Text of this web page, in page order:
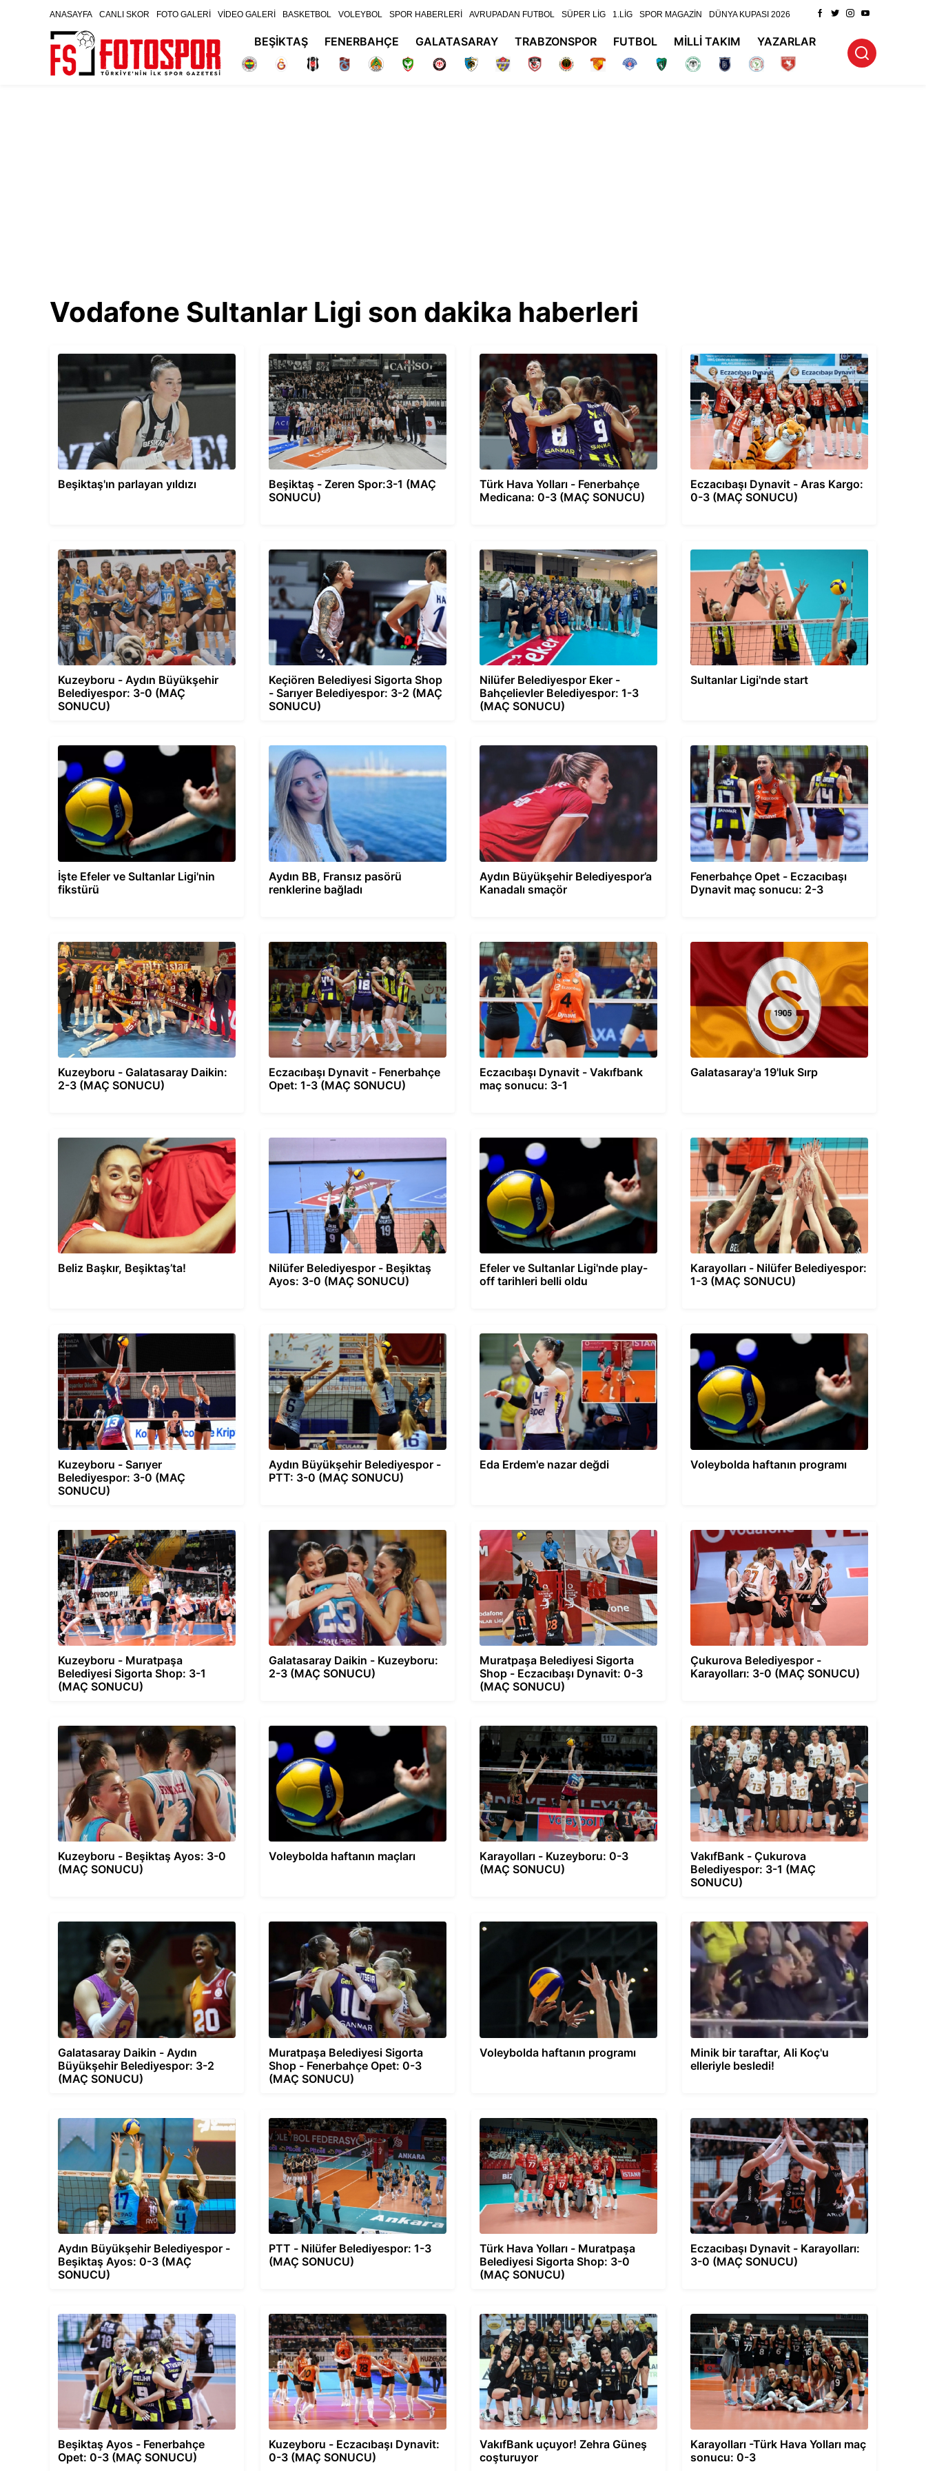
ANASAYFA CANLI SKOR FOTO GALERİ VİDEO GALERİ BASKETBOL VOLEYBOL SPOR HABERLERİ AVRUPADAN FUTBOL SÜPER LİG 1.LİG SPOR MAGAZİN DÜNYA KUPASI 2026
BEŞİKTAŞ FENERBAHÇE GALATASARAY TRABZONSPOR FUTBOL MİLLİ TAKIM YAZARLAR
Vodafone Sultanlar Ligi son dakika haberleri
Beşiktaş'ın parlayan yıldızı
Beşiktaş - Zeren Spor:3-1 (MAÇ
SONUCU)
Türk Hava Yolları - Fenerbahçe
Medicana: 0-3 (MAÇ SONUCU)
Eczacıbaşı Dynavit - Aras Kargo:
0-3 (MAÇ SONUCU)
Kuzeyboru - Aydın Büyükşehir
Belediyespor: 3-0 (MAÇ
SONUCU)
Keçiören Belediyesi Sigorta Shop
- Sarıyer Belediyespor: 3-2 (MAÇ
SONUCU)
Nilüfer Belediyespor Eker -
Bahçelievler Belediyespor: 1-3
(MAÇ SONUCU)
Sultanlar Ligi'nde start
İşte Efeler ve Sultanlar Ligi'nin
fikstürü
Aydın BB, Fransız pasörü
renklerine bağladı
Aydın Büyükşehir Belediyespor’a
Kanadalı smaçör
Fenerbahçe Opet - Eczacıbaşı
Dynavit maç sonucu: 2-3
Kuzeyboru - Galatasaray Daikin:
2-3 (MAÇ SONUCU)
Eczacıbaşı Dynavit - Fenerbahçe
Opet: 1-3 (MAÇ SONUCU)
Eczacıbaşı Dynavit - Vakıfbank
maç sonucu: 3-1
Galatasaray'a 19'luk Sırp
Beliz Başkır, Beşiktaş’ta!
Nilüfer Belediyespor - Beşiktaş
Ayos: 3-0 (MAÇ SONUCU)
Efeler ve Sultanlar Ligi'nde play-
off tarihleri belli oldu
Karayolları - Nilüfer Belediyespor:
1-3 (MAÇ SONUCU)
Kuzeyboru - Sarıyer
Belediyespor: 3-0 (MAÇ
SONUCU)
Aydın Büyükşehir Belediyespor -
PTT: 3-0 (MAÇ SONUCU)
Eda Erdem'e nazar değdi Voleybolda haftanın programı
Kuzeyboru - Muratpaşa
Belediyesi Sigorta Shop: 3-1
(MAÇ SONUCU)
Galatasaray Daikin - Kuzeyboru:
2-3 (MAÇ SONUCU)
Muratpaşa Belediyesi Sigorta
Shop - Eczacıbaşı Dynavit: 0-3
(MAÇ SONUCU)
Çukurova Belediyespor -
Karayolları: 3-0 (MAÇ SONUCU)
Kuzeyboru - Beşiktaş Ayos: 3-0
(MAÇ SONUCU)
Voleybolda haftanın maçları
Karayolları - Kuzeyboru: 0-3
(MAÇ SONUCU)
VakıfBank - Çukurova
Belediyespor: 3-1 (MAÇ
SONUCU)
Galatasaray Daikin - Aydın
Büyükşehir Belediyespor: 3-2
(MAÇ SONUCU)
Muratpaşa Belediyesi Sigorta
Shop - Fenerbahçe Opet: 0-3
(MAÇ SONUCU)
Voleybolda haftanın programı
Minik bir taraftar, Ali Koç'u
elleriyle besledi!
Aydın Büyükşehir Belediyespor -
Beşiktaş Ayos: 0-3 (MAÇ
SONUCU)
PTT - Nilüfer Belediyespor: 1-3
(MAÇ SONUCU)
Türk Hava Yolları - Muratpaşa
Belediyesi Sigorta Shop: 3-0
(MAÇ SONUCU)
Eczacıbaşı Dynavit - Karayolları:
3-0 (MAÇ SONUCU)
Beşiktaş Ayos - Fenerbahçe
Opet: 0-3 (MAÇ SONUCU)
Kuzeyboru - Eczacıbaşı Dynavit:
0-3 (MAÇ SONUCU)
VakıfBank uçuyor! Zehra Güneş
coşturuyor
Karayolları -Türk Hava Yolları maç
sonucu: 0-3